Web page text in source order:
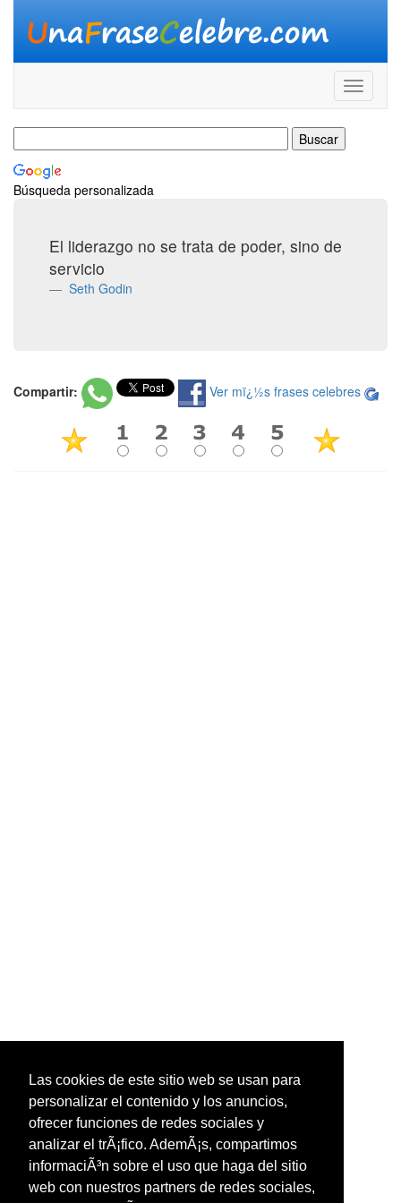
Las cookies de este sitio web se usan para
personalizar el contenido y los anuncios,
ofrecer funciones de redes sociales y
analizar el trÃ¡fico. AdemÃ¡s, compartimos
informaciÃ³n sobre el uso que haga del sitio
web con nuestros partners de redes sociales,
Búsqueda personalizada
El liderazgo no se trata de poder, sino de
servicio
Seth Godin
Compartir: Ver mï¿½s frases celebres